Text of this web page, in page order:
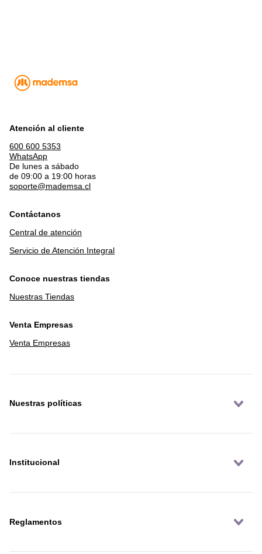
Atención al cliente
600 600 5353
WhatsApp
De lunes a sábado
de 09:00 a 19:00 horas
soporte@mademsa.cl
Contáctanos
Central de atención
Servicio de Atención Integral
Conoce nuestras tiendas
Nuestras Tiendas
Venta Empresas
Venta Empresas
Nuestras políticas
Institucional
Reglamentos